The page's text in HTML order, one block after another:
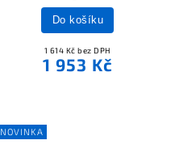
1 614 Kč bez DPH
1 953 Kč
Do košíku
NOVINKA